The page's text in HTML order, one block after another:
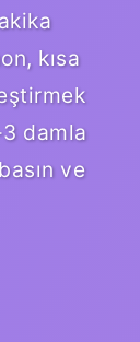
kısa
damla
ve